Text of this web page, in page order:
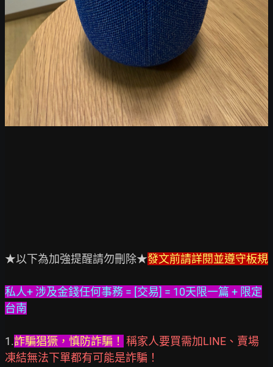
★以下為加強提醒請勿刪除★發文前請詳閱並遵守板規
私人+ 涉及金錢任何事務 = [交易] = 10天限一篇 + 限定
台南
1.詐騙猖獗，慎防詐騙！ 稱家人要買需加LINE、賣場
凍結無法下單都有可能是詐騙！